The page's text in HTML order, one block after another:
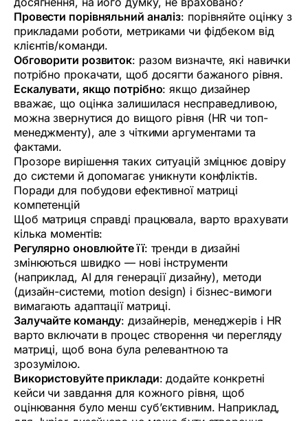
Провести порівняльний аналіз: порівняйте оцінку з
прикладами роботи, метриками чи фідбеком від
клієнтів/команди.
Обговорити розвиток: разом визначте, які навички
потрібно прокачати, щоб досягти бажаного рівня.
Ескалувати, якщо потрібно: якщо дизайнер
вважає, що оцінка залишилася несправедливою,
можна звернутися до вищого рівня (HR чи топ-
менеджменту), але з чіткими аргументами та
фактами.
Прозоре вирішення таких ситуацій зміцнює довіру
до системи й допомагає уникнути конфліктів.
Поради для побудови ефективної матриці
компетенцій
Щоб матриця справді працювала, варто врахувати
кілька моментів:
Регулярно оновлюйте її: тренди в дизайні
змінюються швидко — нові інструменти
(наприклад, AI для генерації дизайну), методи
(дизайн-системи, motion design) і бізнес-вимоги
вимагають адаптації матриці.
Залучайте команду: дизайнерів, менеджерів і HR
варто включати в процес створення чи перегляду
матриці, щоб вона була релевантною та
зрозумілою.
Використовуйте приклади: додайте конкретні
кейси чи завдання для кожного рівня, щоб
оцінювання було менш суб’єктивним. Наприклад,